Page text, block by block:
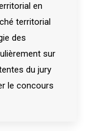
en
territorial
des
sur
du jury
le concours